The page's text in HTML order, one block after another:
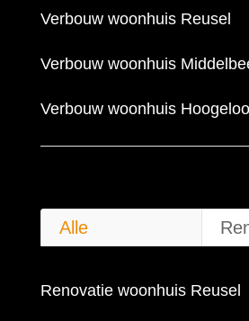
Verbouw woonhuis Reusel
Verbouw woonhuis
Verbouw woonhuis
Alle
Renovatie woonhuis Reusel